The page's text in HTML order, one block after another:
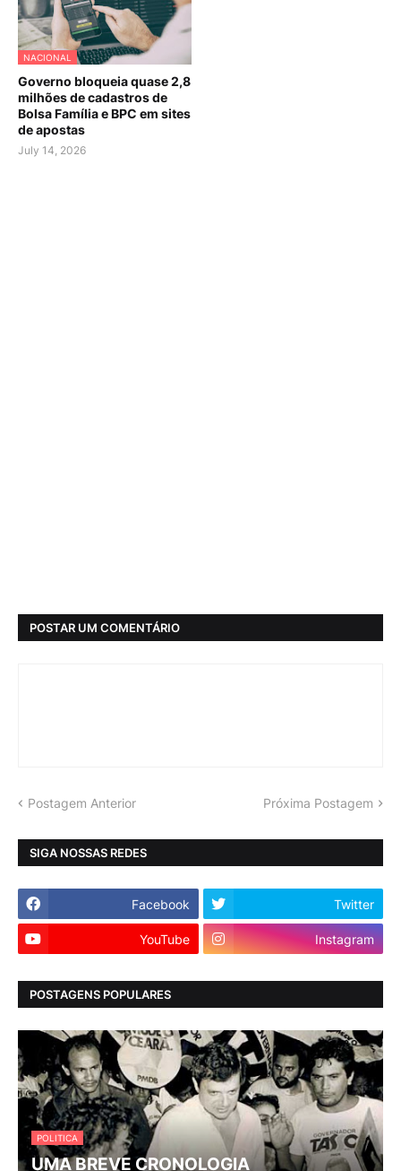
NACIONAL
Governo bloqueia quase 2,8
milhões de cadastros de
Bolsa Família e BPC em sites
de apostas
July 14, 2026
POSTAR UM COMENTÁRIO
Postagem Anterior Próxima Postagem
SIGA NOSSAS REDES
Facebook Twitter
YouTube Instagram
POSTAGENS POPULARES
POLITICA
UMA BREVE CRONOLOGIA